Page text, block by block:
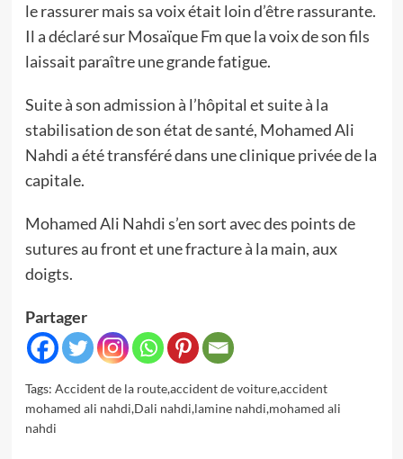
le rassurer mais sa voix était loin d’être rassurante.
Il a déclaré sur Mosaïque Fm que la voix de son fils
laissait paraître une grande fatigue.
Suite à son admission à l’hôpital et suite à la
stabilisation de son état de santé, Mohamed Ali
Nahdi a été transféré dans une clinique privée de la
capitale.
Mohamed Ali Nahdi s’en sort avec des points de
sutures au front et une fracture à la main, aux
doigts.
Partager
Tags: Accident de la route,accident de voiture,accident
mohamed ali nahdi,Dali nahdi,lamine nahdi,mohamed ali
nahdi